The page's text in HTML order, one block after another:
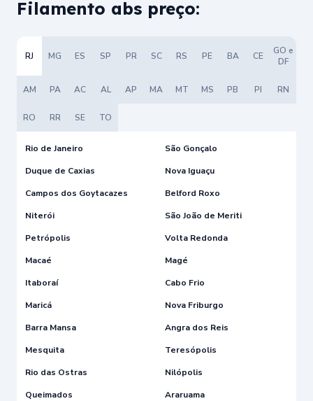
Filamento abs preço:
RJ MG ES SP PR SC RS PE BA CE
GO e
DF
AM PA AC AL AP MA MT MS PB PI RN
RO RR SE TO
Rio de Janeiro
São Gonçalo
Duque de Caxias
Nova Iguaçu
Campos dos Goytacazes
Belford Roxo
Niterói
São João de Meriti
Petrópolis
Volta Redonda
Macaé
Magé
Itaboraí
Cabo Frio
Maricá
Nova Friburgo
Barra Mansa
Angra dos Reis
Mesquita
Teresópolis
Rio das Ostras
Nilópolis
Queimados
Araruama